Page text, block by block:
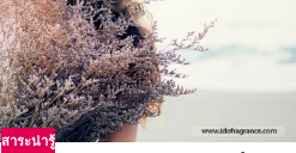
สาระน่ารู้